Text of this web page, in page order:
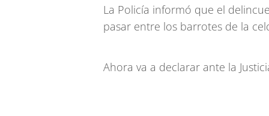
La Policía informó que el
pasar entre los barrotes de la
Ahora va a declarar ante la